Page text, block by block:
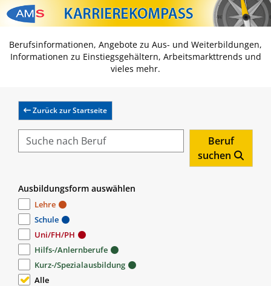
Zum Inhalt springen
Zum Navmenü springen
Zur Suche springen
Zur Footer springen
Berufsinformationen, Angebote zu Aus- und Weiterbildungen,
Informationen zu Einstiegsgehältern, Arbeitsmarkttrends und
vieles mehr.
Zurück zur Startseite
Beruf
suchen
Ausbildungsform auswählen
Lehre
Schule
Uni/FH/PH
Hilfs-/Anlernberufe
Kurz-/Spezialausbildung
Alle